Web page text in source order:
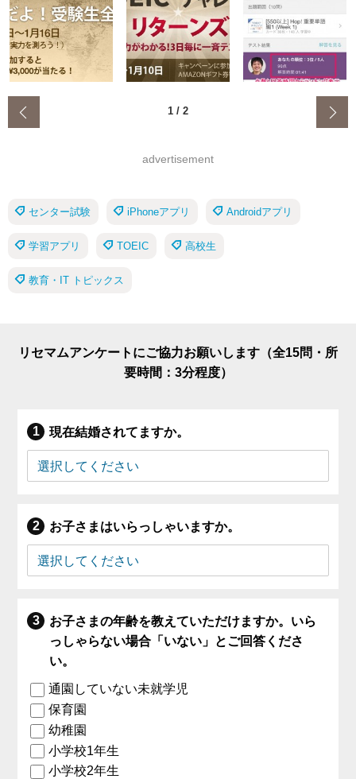
1 / 2
advertisement
センター試験 iPhoneアプリ Androidアプリ
学習アプリ TOEIC 高校生
教育・IT トピックス
リセマムアンケートにご協力お願いします（全15問・所
要時間：3分程度）
現在結婚されてますか。
お子さまはいらっしゃいますか。
お子さまの年齢を教えていただけますか。いら
っしゃらない場合「いない」とご回答くださ
い。
通園していない未就学児
保育園
幼稚園
小学校1年生
小学校2年生